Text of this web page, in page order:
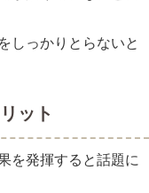
しっかりとらないと
ット
を発揮すると話題に